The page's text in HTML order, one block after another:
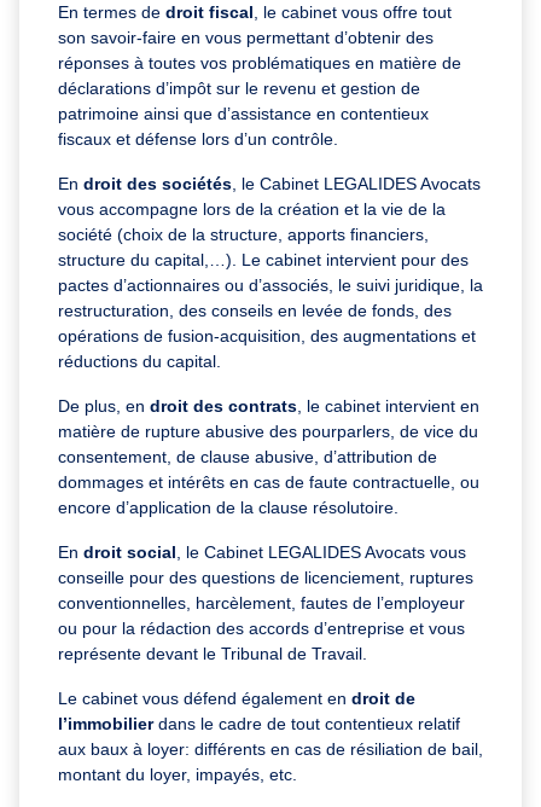
En termes de droit fiscal , le cabinet vous offre tout
son savoir-faire en vous permettant d’obtenir des
réponses à toutes vos problématiques en matière de
déclarations d’impôt sur le revenu et gestion de
patrimoine ainsi que d’assistance en contentieux
fiscaux et défense lors d’un contrôle.
En droit des sociétés , le Cabinet LEGALIDES Avocats
vous accompagne lors de la création et la vie de la
société (choix de la structure, apports financiers,
structure du capital,…). Le cabinet intervient pour des
pactes d’actionnaires ou d’associés, le suivi juridique, la
restructuration, des conseils en levée de fonds, des
opérations de fusion-acquisition, des augmentations et
réductions du capital.
De plus, en droit des contrats , le cabinet intervient en
matière de rupture abusive des pourparlers, de vice du
consentement, de clause abusive, d’attribution de
dommages et intérêts en cas de faute contractuelle, ou
encore d’application de la clause résolutoire.
En droit social , le Cabinet LEGALIDES Avocats vous
conseille pour des questions de licenciement, ruptures
conventionnelles, harcèlement, fautes de l’employeur
ou pour la rédaction des accords d’entreprise et vous
représente devant le Tribunal de Travail.
Le cabinet vous défend également en droit de
l’immobilierdans le cadre de tout contentieux relatif
aux baux à loyer: différents en cas de résiliation de bail,
montant du loyer, impayés, etc.